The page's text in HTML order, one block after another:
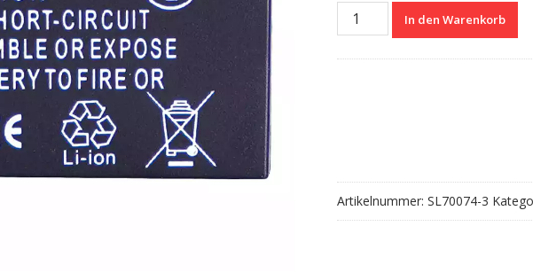
Nagelneuer
Akku
DMC-
TZ30
DMC-
In den Warenkorb
Artikelnummer: SL70074-3